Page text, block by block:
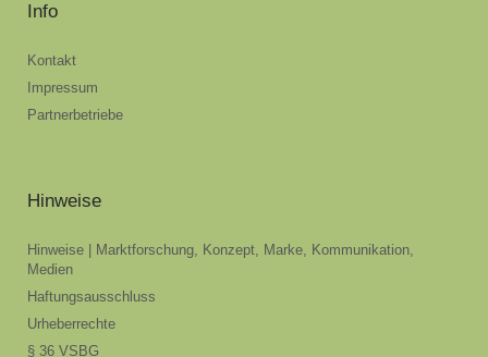
Info
Kontakt
Impressum
Partnerbetriebe
Hinweise
Hinweise | Marktforschung, Konzept, Marke, Kommunikation,
Medien
Haftungsausschluss
Urheberrechte
§ 36 VSBG